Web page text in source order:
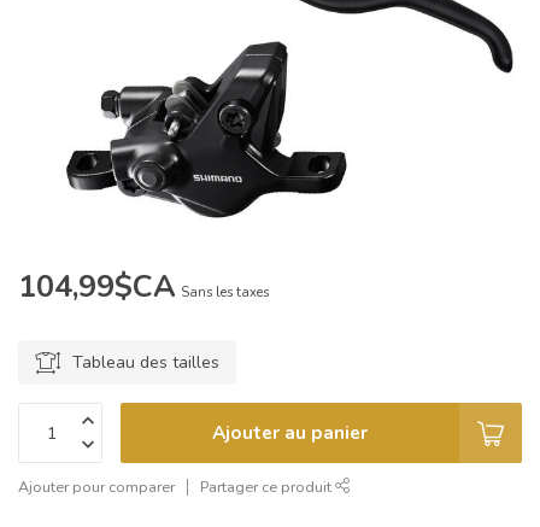
104,99$CA Sans les taxes
Tableau des tailles
Ajouter au panier
Ajouter pour comparer Partager ce produit